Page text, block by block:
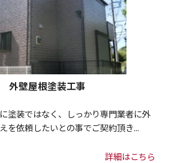
外壁屋根塗装工事
塗装ではなく、しっかり専門業者に外
を依頼したいとの事でご契約頂き...
詳細はこちら